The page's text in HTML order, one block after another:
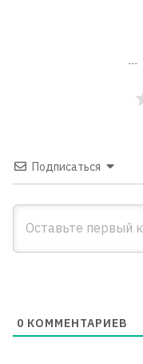
Подписаться
0 КОММЕНТАРИЕВ